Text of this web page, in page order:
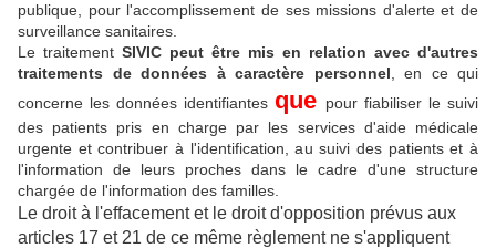
publique, pour l'accomplissement de ses missions d'alerte et de
surveillance sanitaires.
Le traitement SIVIC peut être mis en relation avec d'autres
traitements de données à caractère personnel , en ce qui
concerne les données identifiantes que pour fiabiliser le suivi
des patients pris en charge par les services d'aide médicale
urgente et contribuer à l'identification, au suivi des patients et à
l'information de leurs proches dans le cadre d'une structure
chargée de l'information des familles.
Le droit à l'effacement et le droit d'opposition prévus aux
articles 17 et 21 de ce même règlement ne s'appliquent